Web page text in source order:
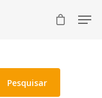
Pesquisar